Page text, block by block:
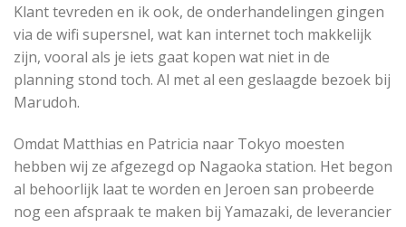
Klant tevreden en ik ook, de onderhandelingen gingen
via de wifi supersnel, wat kan internet toch makkelijk
zijn, vooral als je iets gaat kopen wat niet in de
planning stond toch. Al met al een geslaagde bezoek bij
Marudoh.
Omdat Matthias en Patricia naar Tokyo moesten
hebben wij ze afgezegd op Nagaoka station. Het begon
al behoorlijk laat te worden en Jeroen san probeerde
nog een afspraak te maken bij Yamazaki, de leverancier